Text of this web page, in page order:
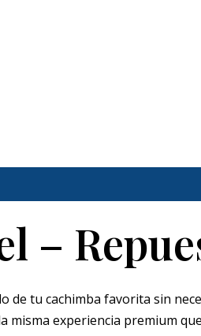
–
tu cachimba favorita sin
experiencia premium